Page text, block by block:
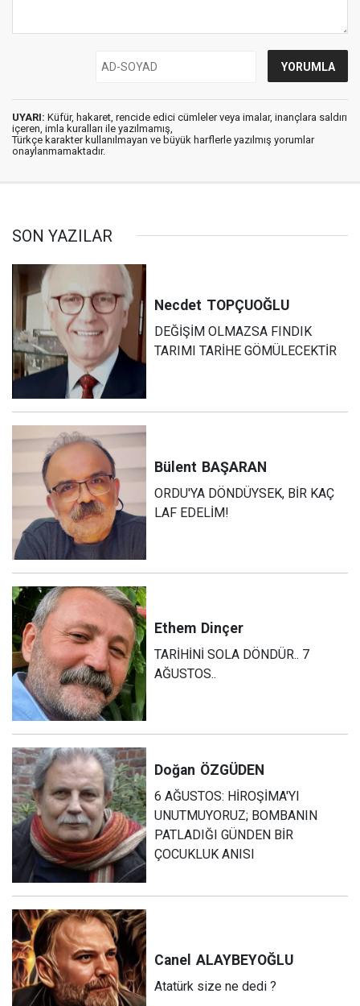
UYARI: Küfür, hakaret, rencide edici cümleler veya imalar, inançlara saldırı
içeren, imla kuralları ile yazılmamış,
Türkçe karakter kullanılmayan ve büyük harflerle yazılmış yorumlar
onaylanmamaktadır.
SON YAZILAR
Necdet TOPÇUOĞLU
DEĞİŞİM OLMAZSA FINDIK
TARIMI TARİHE GÖMÜLECEKTİR
Bülent BAŞARAN
ORDU'YA DÖNDÜYSEK, BİR KAÇ
LAF EDELİM!
Ethem Dinçer
TARİHİNİ SOLA DÖNDÜR.. 7
AĞUSTOS..
Doğan ÖZGÜDEN
6 AĞUSTOS: HİROŞİMA'YI
UNUTMUYORUZ; BOMBANIN
PATLADIĞI GÜNDEN BİR
ÇOCUKLUK ANISI
Canel ALAYBEYOĞLU
Atatürk size ne dedi ?